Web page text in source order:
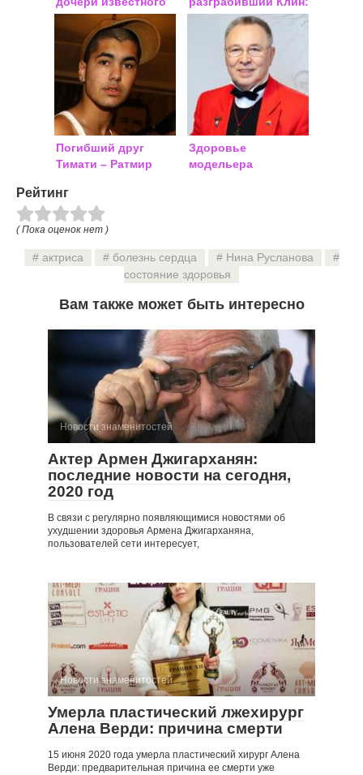
режиссера
Александры
Захаровой: фото
последние новости
о Постригань
Александре
Погибший друг
Тимати – Ратмир
подробности аварии
Здоровье
модельера
Рейтинг
( Пока оценок нет )
актриса болезнь сердца
Нина Русланова
состояние здоровья
Вам также может быть интересно
Новости знаменитостей
Актер Армен Джигарханян:
последние новости на сегодня,
2020 год
В связи с регулярно появляющимися новостями об
ухудшении здоровья Армена Джигарханяна,
пользователей сети интересует,
Новости знаменитостей
Умерла пластический лжехирург
Алена Верди: причина смерти
15 июня 2020 года умерла пластический хирург Алена
Верди: предварительная причина ее смерти уже